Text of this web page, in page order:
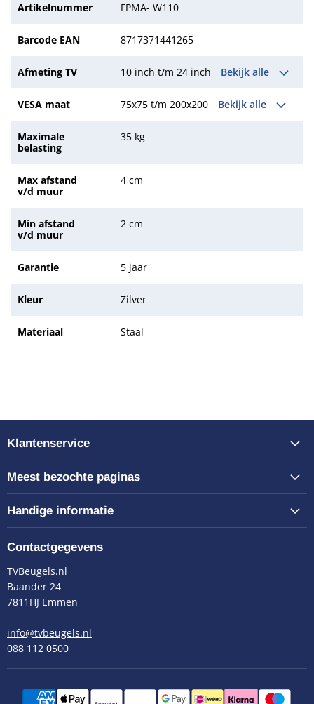
Artikelnummer FPMA- W110
Barcode EAN 8717371441265
Afmeting TV 10 inch t/m 24 inch Bekijk alle
VESA maat 75x75 t/m 200x200 Bekijk alle
Maximale
belasting
35 kg
Max afstand
v/d muur
4 cm
Min afstand
v/d muur
2 cm
Garantie 5 jaar
Kleur Zilver
Materiaal Staal
Klantenservice
Meest bezochte paginas
Handige informatie
Contactgegevens
TVBeugels.nl
Baander 24
7811HJ Emmen
info@tvbeugels.nl
088 112 0500